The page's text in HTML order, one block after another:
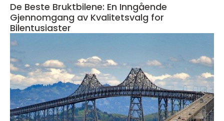
De Beste Bruktbilene: En Inngående
Gjennomgang av Kvalitetsvalg for
Bilentusiaster